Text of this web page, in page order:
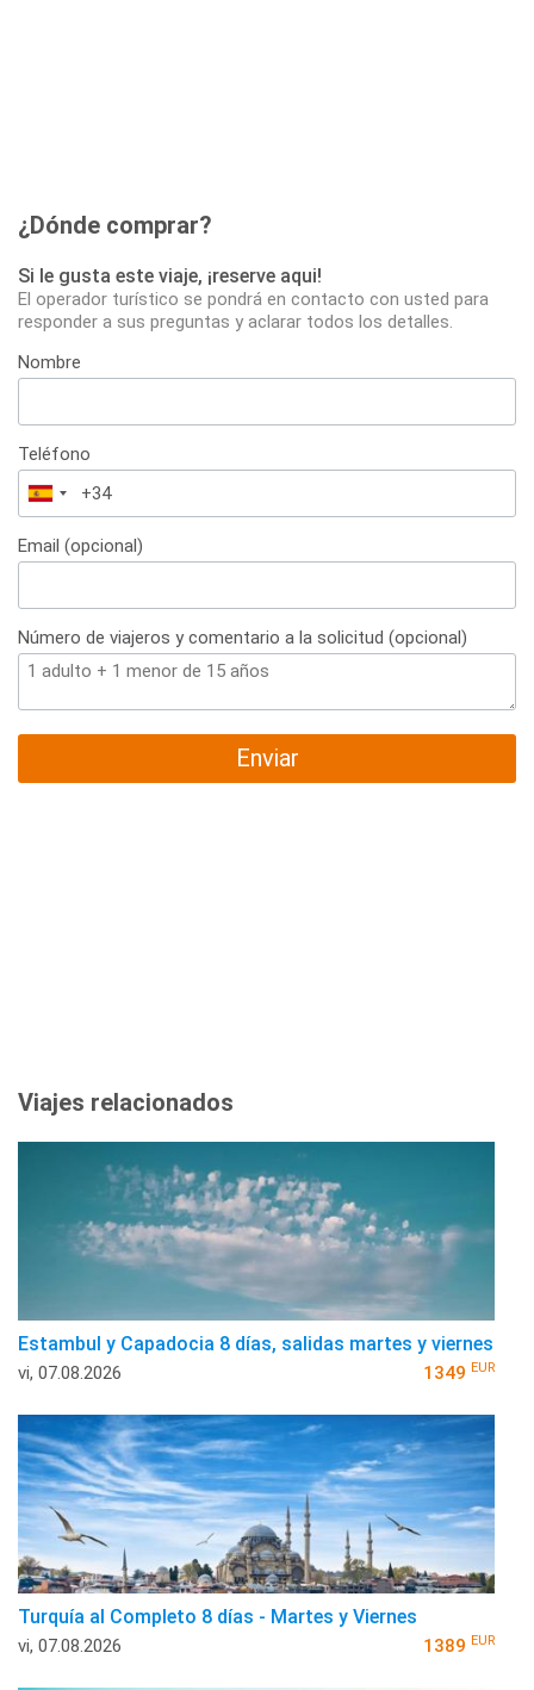
¿Dónde comprar?
Si le gusta este viaje, ¡reserve aqui!
El operador turístico se pondrá en contacto con usted para
responder a sus preguntas y aclarar todos los detalles.
Nombre
Teléfono
España
+34
Email (opcional)
Número de viajeros y comentario a la solicitud (opcional)
Enviar
Viajes relacionados
Estambul y Capadocia 8 días, salidas martes y viernes
vi, 07.08.2026 1349 EUR
Turquía al Completo 8 días - Martes y Viernes
vi, 07.08.2026 1389 EUR